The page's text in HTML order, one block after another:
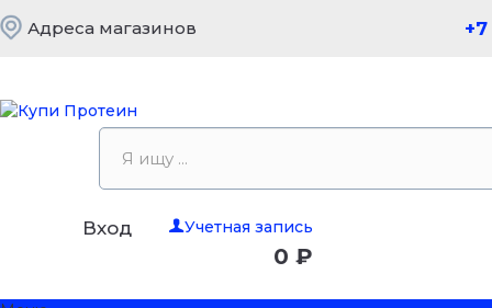
Адреса магазинов
Вход Учетная запись
0 ₽